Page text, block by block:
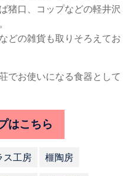
猪口、コップなどの軽井沢
どの雑貨も取りそろえてお
でお使いになる食器として
はこちら
ス工房 榧陶房